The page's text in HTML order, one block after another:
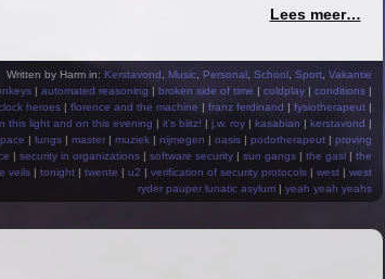
Lees meer…
Written by Harm in: Kerstavond Music, Personal, School, Sport, Vakantie
| automated reasoning | broken side of time | coldplay| conditions|
heroes| florence and the machine | franz ferdinand | fysiotherapeut|
this light and on this evening | it's blitz! | j.w. roy| kasabian | kerstavond |
| lungs| master| muziek| nijmegen | oasis| podotherapeut| proving
| security in organizations| software security| sun gangs| the gasl| the
veils| tonight| twente | u2 | verification of security protocols| west| west
ryder pauper lunatic asylum| yeah yeah yeahs